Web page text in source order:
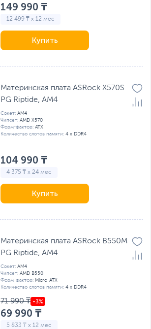
149 990 ₸
12 499 ₸ x 12 мес
Купить
Материнская плата ASRock X570S
PG Riptide, AM4
Сокет: AM4
Чипсет: AMD X570
Форм-фактор: ATX
Количество слотов памяти: 4 x DDR4
104 990 ₸
4 375 ₸ x 24 мес
Купить
Материнская плата ASRock B550M
PG Riptide, AM4
Сокет: AM4
Чипсет: AMD B550
Форм-фактор: Micro-ATX
Количество слотов памяти: 4 x DDR4
71 990 ₸
69 990 ₸
5 833 ₸ x 12 мес